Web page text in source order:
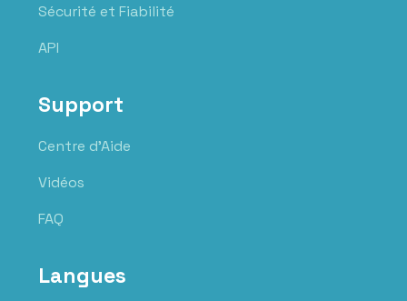
Sécurité et Fiabilité
API
Support
Centre d'Aide
Vidéos
FAQ
Langues